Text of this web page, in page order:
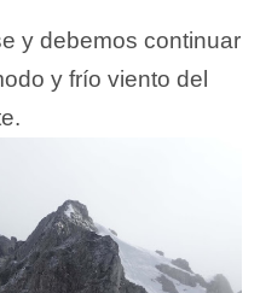
y debemos continuar
y frío viento del